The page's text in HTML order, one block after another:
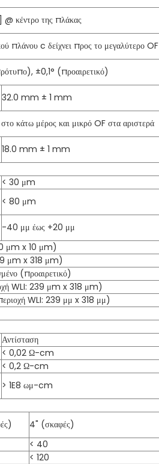
κέντρο της πλάκας
πλάνου c δείχνει προς το μεγαλύτερο OF
±0,1° (προαιρετικό)
32.0 mm ± 1 mm
κάτω μέρος και μικρό OF στα αριστερά
18.0 mm ± 1 mm
< 30 μm
< 80 μm
-40 μμ έως +20 μμ
μm x 10 μm)
μm x 318 μm)
(προαιρετικό)
WLI: 239 μm x 318 μm)
WLI: 239 μμ x 318 μμ)
Αντίσταση
< 0,02 Ω-cm
< 0,2 Ω-cm
> 1E8 ωμ-cm
4" (σκαφές)
< 40
< 120